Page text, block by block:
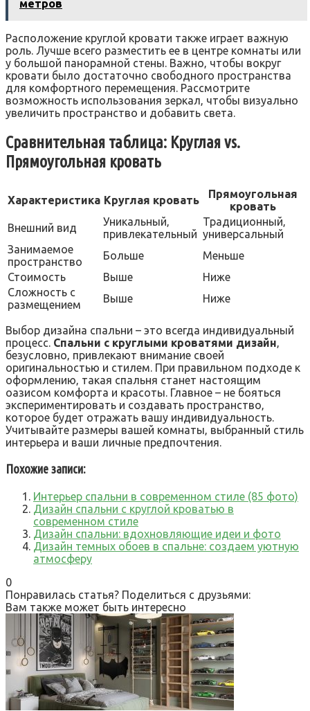
метров
Расположение круглой кровати также играет важную
роль. Лучше всего разместить ее в центре комнаты или
у большой панорамной стены. Важно‚ чтобы вокруг
кровати было достаточно свободного пространства
для комфортного перемещения. Рассмотрите
возможность использования зеркал‚ чтобы визуально
увеличить пространство и добавить света.
Сравнительная таблица: Круглая vs.
Прямоугольная кровать
Характеристика Круглая кровать
Прямоугольная
кровать
Внешний вид
Уникальный‚
привлекательный
Традиционный‚
универсальный
Занимаемое
пространство
Больше
Меньше
Стоимость
Выше
Ниже
Сложность с
размещением
Выше Ниже
Выбор дизайна спальни – это всегда индивидуальный
процесс. Спальни с круглыми кроватями дизайн‚
безусловно‚ привлекают внимание своей
оригинальностью и стилем. При правильном подходе к
оформлению‚ такая спальня станет настоящим
оазисом комфорта и красоты. Главное – не бояться
экспериментировать и создавать пространство‚
которое будет отражать вашу индивидуальность.
Учитывайте размеры вашей комнаты‚ выбранный стиль
интерьера и ваши личные предпочтения.
Похожие записи:
Интерьер спальни в современном стиле (85 фото)
Дизайн спальни с круглой кроватью в
современном стиле
Дизайн спальни: вдохновляющие идеи и фото
Дизайн темных обоев в спальне: создаем уютную
атмосферу
0
Понравилась статья? Поделиться с друзьями:
Вам также может быть интересно